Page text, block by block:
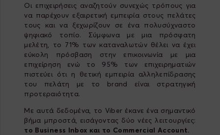
Οι επιχειρήσεις αναζητούν συνεχώς τρόπους για
να παρέχουν εξαιρετική εμπειρία στους πελάτες
τους και να ξεχωρίζουν σε ένα πολυσύχναστο
ψηφιακό τοπίο. Σύμφωνα με μια πρόσφατη
μελέτη, το 71% των καταναλωτών θέλει να έχει
εύκολη πρόσβαση στην επικοινωνία με μια
επιχείρηση ενώ το 95% των επιχειρηματιών
πιστεύει ότι η θετική εμπειρία αλληλεπίδρασης
του πελάτη με το brand είναι στρατηγική
προτεραιότητα.
Με αυτά δεδομένα, το Viber έκανε ένα σημαντικό
βήμα μπροστά, εισάγοντας δύο νέες λειτουργίες:
το Business Inbox και το Commercial Account.